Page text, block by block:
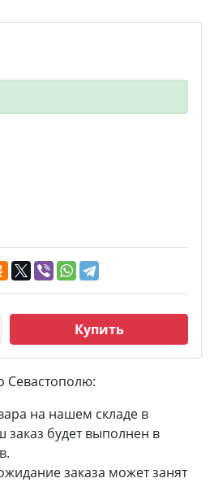
Купить
Севастополю:
на нашем складе в
заказ будет выполнен в
заказа может занят